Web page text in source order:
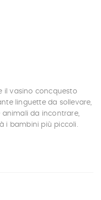
il vasino concquesto
linguette da sollevare,
da incontrare,
i bambini più piccoli.